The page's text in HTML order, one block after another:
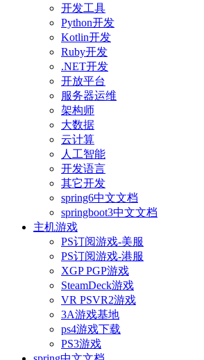
开发工具
Python开发
Kotlin开发
Ruby开发
.NET开发
开放平台
服务器运维
架构师
大数据
云计算
人工智能
开发语言
其它开发
spring6中文文档
springboot3中文文档
主机游戏
PS订阅游戏-美服
PS订阅游戏-港服
XGP PGP游戏
SteamDeck游戏
VR PSVR2游戏
3A游戏基地
ps4游戏下载
PS3游戏